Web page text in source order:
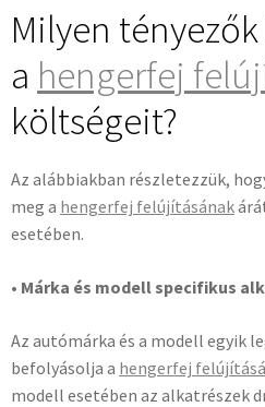
Milyen
a hengerfej
költségeit?
Az alábbiakban részletezzük,
meg a hengerfej felújításának
esetében.
• Márka és modell specifikus
Az autómárka és a modell egyik
befolyásolja a hengerfej
modell esetében az alkatrészek